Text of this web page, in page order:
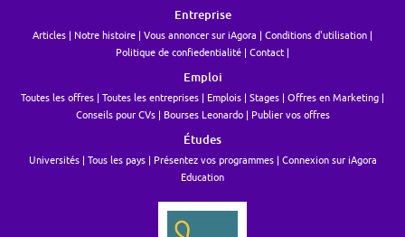
Entreprise
Articles Notre histoire Vous annoncer sur iAgora
Conditions d'utilisation
Politique de confiedentialité
Contact
Emploi
Toutes les offres Toutes les entreprises Emplois Stages
Offres en Marketing
Conseils pour CVs
Bourses Leonardo Publier vos offres
Études
Universités Tous les pays Présentez vos programmes
Connexion sur iAgora
Education